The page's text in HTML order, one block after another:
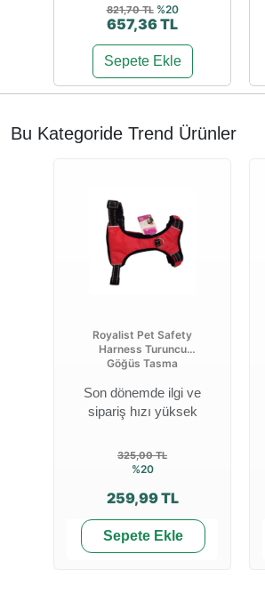
821,70 TL %20
657,36 TL
Sepete Ekle
Bu Kategoride Trend Ürünler
Royalist Pet Safety
Harness Turuncu
Göğüs Tasma
Son dönemde ilgi ve
sipariş hızı yüksek
325,00 TL
%20
259,99 TL
Sepete Ekle